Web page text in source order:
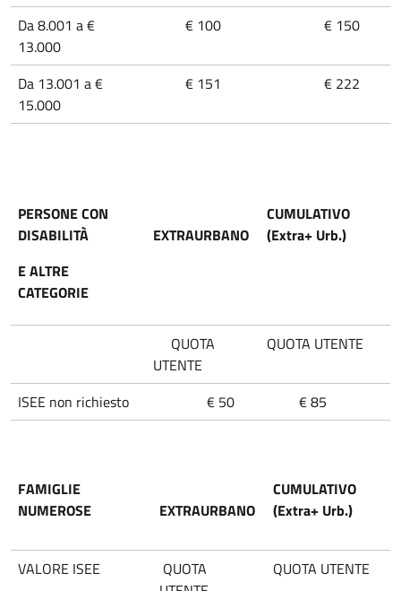
Da 8.001 a €
13.000
€ 100 € 150
Da 13.001 a €
15.000
€ 151 € 222
PERSONE CON
DISABILITÀ
E ALTRE
CATEGORIE
EXTRAURBANO
CUMULATIVO
(Extra+ Urb.)
QUOTA
UTENTE
QUOTA UTENTE
ISEE non richiesto € 50 € 85
FAMIGLIE
NUMEROSE
EXTRAURBANO
CUMULATIVO
(Extra+ Urb.)
VALORE ISEE
QUOTA
QUOTA UTENTE